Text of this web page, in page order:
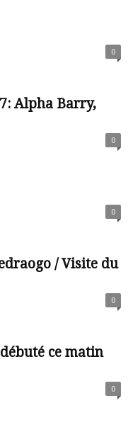
0
Alpha Barry,
0
0
/ Visite du
0
ce matin
0